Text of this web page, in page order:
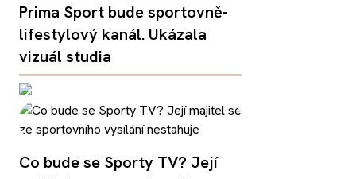
Prima Sport bude sportovně-
lifestylový kanál. Ukázala
vizuál studia
Co bude se Sporty TV? Její